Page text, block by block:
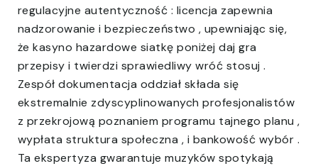
regulacyjne autentyczność : licencja zapewnia
nadzorowanie i bezpieczeństwo , upewniając się,
że kasyno hazardowe siatkę poniżej daj gra
przepisy i twierdzi sprawiedliwy wróć stosuj .
Zespół dokumentacja oddział składa się
ekstremalnie zdyscyplinowanych profesjonalistów
z przekrojową poznaniem programu tajnego planu ,
wypłata struktura społeczna , i bankowość wybór .
Ta ekspertyza gwarantuje muzyków spotykają